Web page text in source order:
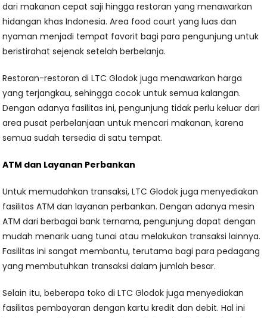
dari makanan cepat saji hingga restoran yang menawarkan
hidangan khas Indonesia. Area food court yang luas dan
nyaman menjadi tempat favorit bagi para pengunjung untuk
beristirahat sejenak setelah berbelanja.
Restoran-restoran di LTC Glodok juga menawarkan harga
yang terjangkau, sehingga cocok untuk semua kalangan.
Dengan adanya fasilitas ini, pengunjung tidak perlu keluar dari
area pusat perbelanjaan untuk mencari makanan, karena
semua sudah tersedia di satu tempat.
ATM dan Layanan Perbankan
Untuk memudahkan transaksi, LTC Glodok juga menyediakan
fasilitas ATM dan layanan perbankan. Dengan adanya mesin
ATM dari berbagai bank ternama, pengunjung dapat dengan
mudah menarik uang tunai atau melakukan transaksi lainnya.
Fasilitas ini sangat membantu, terutama bagi para pedagang
yang membutuhkan transaksi dalam jumlah besar.
Selain itu, beberapa toko di LTC Glodok juga menyediakan
fasilitas pembayaran dengan kartu kredit dan debit. Hal ini